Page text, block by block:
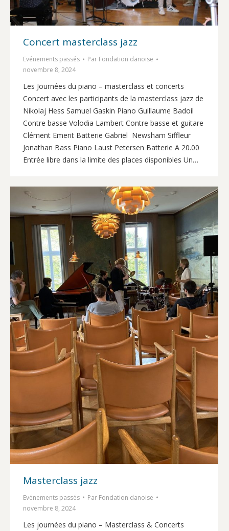
Concert masterclass jazz
Evénements passés Par Fondation danoise
novembre 8, 2024
Les Journées du piano – masterclass et concerts
Concert avec les participants de la masterclass jazz de
Nikolaj Hess Samuel Gaskin Piano Guillaume Badoil
Contre basse Volodia Lambert Contre basse et guitare
Clément Emerit Batterie Gabriel Newsham Siffleur
Jonathan Bass Piano Laust Petersen Batterie A 20.00
Entrée libre dans la limite des places disponibles Un…
Masterclass jazz
Evénements passés Par Fondation danoise
novembre 8, 2024
Les journées du piano – Masterclass & Concerts